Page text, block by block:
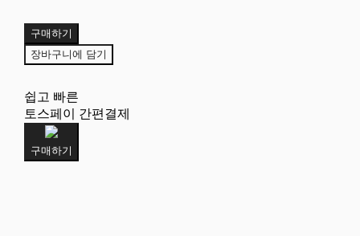
구매하기
장바구니에 담기
쉽고 빠른
토스페이 간편결제
구매하기